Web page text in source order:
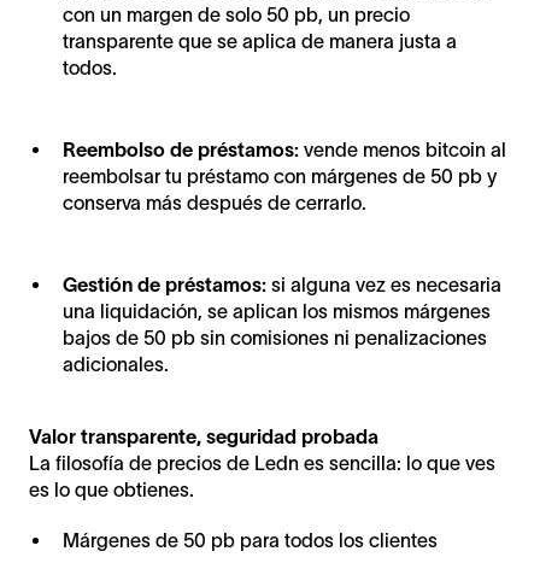
con un margen de solo 50 pb, un precio
transparente que se aplica de manera justa a
todos.
Reembolso de préstamos: vende menos bitcoin al
reembolsar tu préstamo con márgenes de 50 pb y
conserva más después de cerrarlo.
Gestión de préstamos: si alguna vez es necesaria
una liquidación, se aplican los mismos márgenes
bajos de 50 pb sin comisiones ni penalizaciones
adicionales.
Valor transparente, seguridad probada
La filosofía de precios de Ledn es sencilla: lo que ves
es lo que obtienes.
Márgenes de 50 pb para todos los clientes